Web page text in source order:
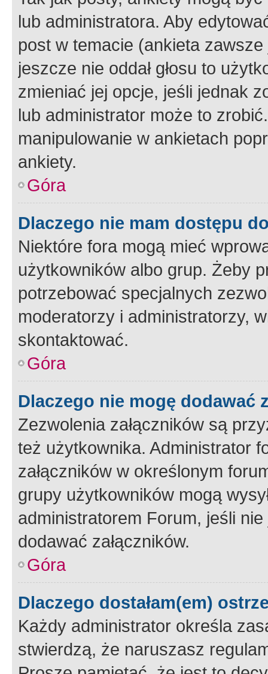
lub administratora. Aby
post w temacie (ankieta
jeszcze nie oddał głosu to
zmieniać jej opcje, jeśli jednak
lub administrator może to
manipulowanie w ankietach
ankiety.
Góra
Dlaczego nie mam dostępu
Niektóre fora mogą mieć
użytkowników albo grup. Żeby
potrzebować specjalnych
moderatorzy i administratorzy,
skontaktować.
Góra
Dlaczego nie mogę dodawać
Zezwolenia załączników są
też użytkownika. Administrator
załączników w określonym
grupy użytkowników mogą
administratorem Forum, jeśli
dodawać załączników.
Góra
Dlaczego dostałam(em)
Każdy administrator określa
stwierdzą, że naruszasz